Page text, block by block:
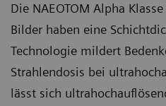
Die NAEOTOM Alpha
Bilder haben eine
Technologie mildert
Strahlendosis bei
lässt sich